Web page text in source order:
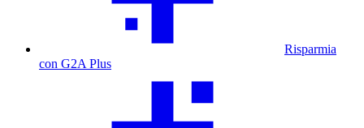
Risparmia
con G2A Plus